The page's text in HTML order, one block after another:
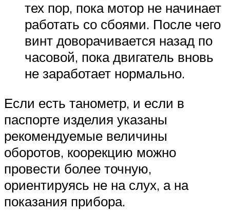
тех пор, пока мотор не начинает
работать со сбоями. После чего
винт доворачивается назад по
часовой, пока двигатель вновь
не заработает нормально.
Если есть танометр, и если в
паспорте изделия указаны
рекомендуемые величины
оборотов, коорекцию можно
провести более точную,
ориентируясь не на слух, а на
показания прибора.